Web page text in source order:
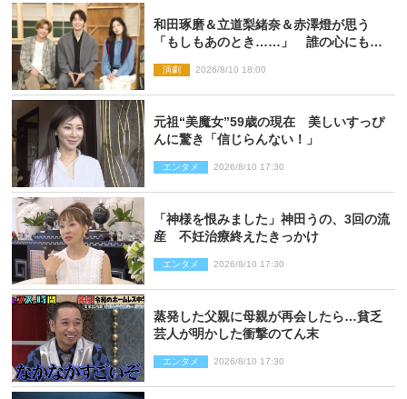
和田琢磨＆立道梨緒奈＆赤澤燈が思う
「もしもあのとき……」 誰の心にもあ
思い
演劇 2026/8/10 18:00
元祖“美魔女”59歳の現在 美しいすっぴ
んに驚き「信じらんない！」
エンタメ 2026/8/10 17:30
「神様を恨みました」神田うの、3回の流
産 不妊治療終えたきっかけ
エンタメ 2026/8/10 17:30
蒸発した父親に母親が再会したら…貧乏
芸人が明かした衝撃のてん末
エンタメ 2026/8/10 17:30